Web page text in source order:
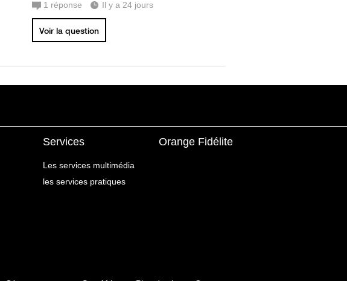
1 réponse Il y a 24 jours
Voir la question
Services
Les services multimédia
les services pratiques
Orange Fidélite